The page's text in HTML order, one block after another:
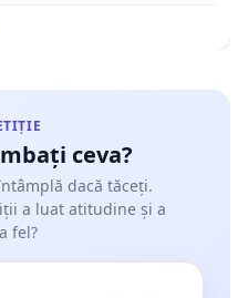
ceva?
dacă tăceți.
a luat atitudine și a
fel?